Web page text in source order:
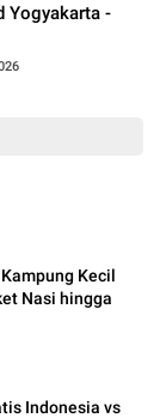
Yogyakarta -
Kecil
Nasi hingga
Indonesia vs